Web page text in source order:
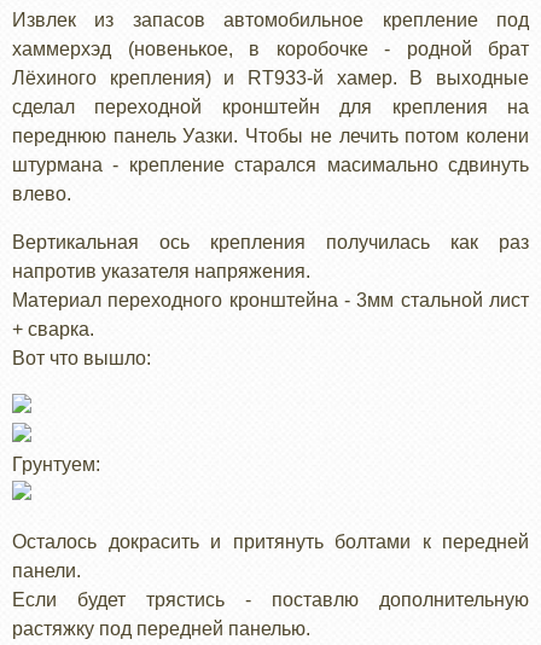
Извлек из запасов автомобильное крепление под
хаммерхэд (новенькое, в коробочке - родной брат
Лёхиного крепления) и RT933-й хамер. В выходные
сделал переходной кронштейн для крепления на
переднюю панель Уазки. Чтобы не лечить потом колени
штурмана - крепление старался масимально сдвинуть
влево.
Вертикальная ось крепления получилась как раз
напротив указателя напряжения.
Материал переходного кронштейна - 3мм стальной лист
+ сварка.
Вот что вышло:
Грунтуем:
Осталось докрасить и притянуть болтами к передней
панели.
Если будет трястись - поставлю дополнительную
растяжку под передней панелью.